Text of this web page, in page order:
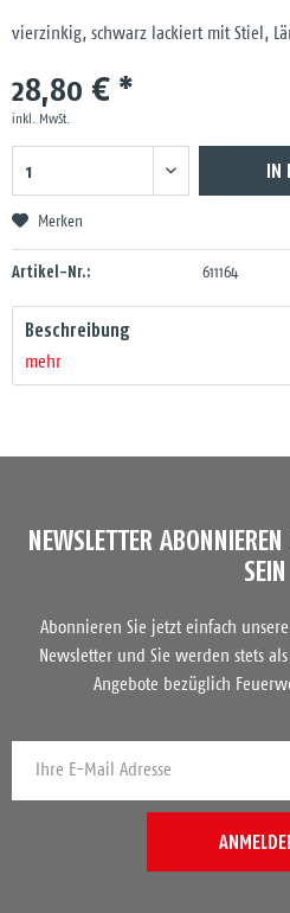
vierzinkig, schwarz lackiert mit Stiel,
28,80 € *
inkl. MwSt.
IN
Merken
Artikel-Nr.: 611164
Beschreibung
mehr
NEWSLETTER
SEIN
Abonnieren Sie jetzt einfach
Newsletter und Sie werden stets
Angebote bezüglich